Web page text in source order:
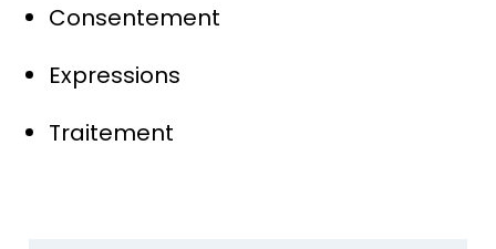
Consentement
Expressions
Traitement